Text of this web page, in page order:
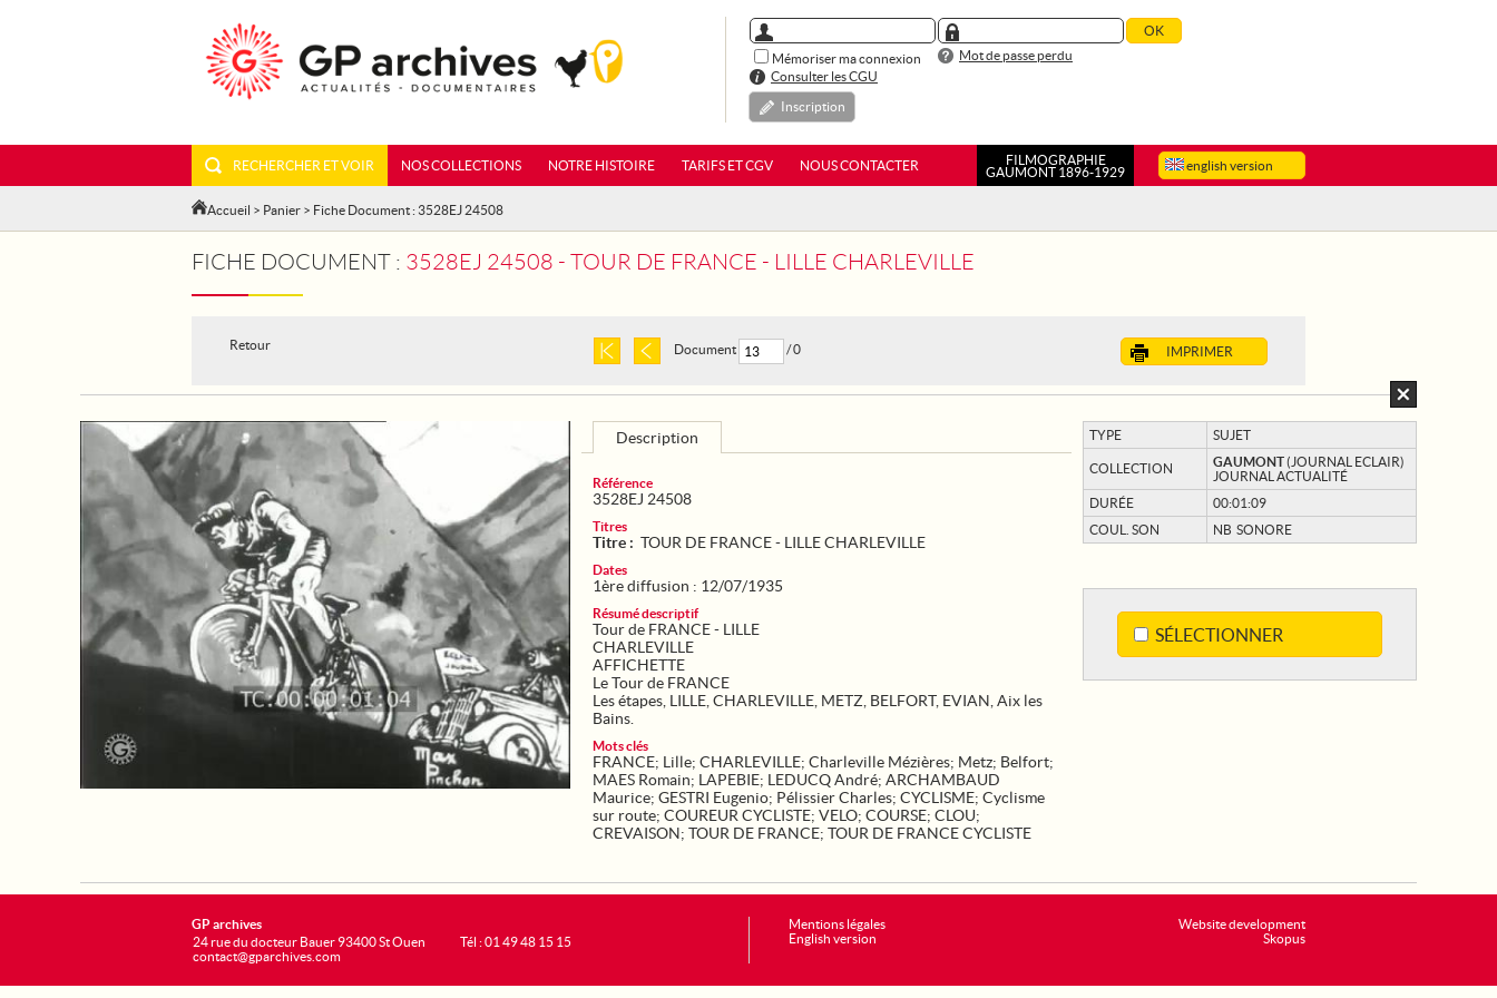
Mémoriser ma connexion
Mot de passe perdu
Consulter les CGU
Inscription
english version
RECHERCHER ET VOIR NOS COLLECTIONS NOTRE HISTOIRE TARIFS ET CGV NOUS CONTACTER
FILMOGRAPHIE
GAUMONT 1896-1929
Accueil > Panier > Fiche Document : 3528EJ 24508
FICHE DOCUMENT : 3528EJ 24508 - TOUR DE FRANCE - LILLE CHARLEVILLE
Retour IMPRIMER
Document / 0
TYPE SUJET
COLLECTION GAUMONT(JOURNAL ECLAIR)
JOURNAL ACTUALITÉ
DURÉE
00:01:09
COUL. SON
NB SONORE
SÉLECTIONNER
Description
Référence
3528EJ 24508
Titres
Titre : TOUR DE FRANCE - LILLE CHARLEVILLE
Dates
1ère diffusion : 12/07/1935
Résumé descriptif
Tour de FRANCE - LILLE
CHARLEVILLE
AFFICHETTE
Le Tour de FRANCE
Les étapes, LILLE, CHARLEVILLE, METZ, BELFORT, EVIAN, Aix les
Bains.
Mots clés
FRANCE; Lille; CHARLEVILLE; Charleville Mézières; Metz; Belfort;
MAES Romain; LAPEBIE; LEDUCQ André; ARCHAMBAUD
Maurice; GESTRI Eugenio; Pélissier Charles; CYCLISME; Cyclisme
sur route; COUREUR CYCLISTE; VELO; COURSE; CLOU;
CREVAISON; TOUR DE FRANCE; TOUR DE FRANCE CYCLISTE
Website development
Skopus
GP archives
24 rue du docteur Bauer 93400 St Ouen
contact@gparchives.com
Tél : 01 49 48 15 15
Mentions légales
English version